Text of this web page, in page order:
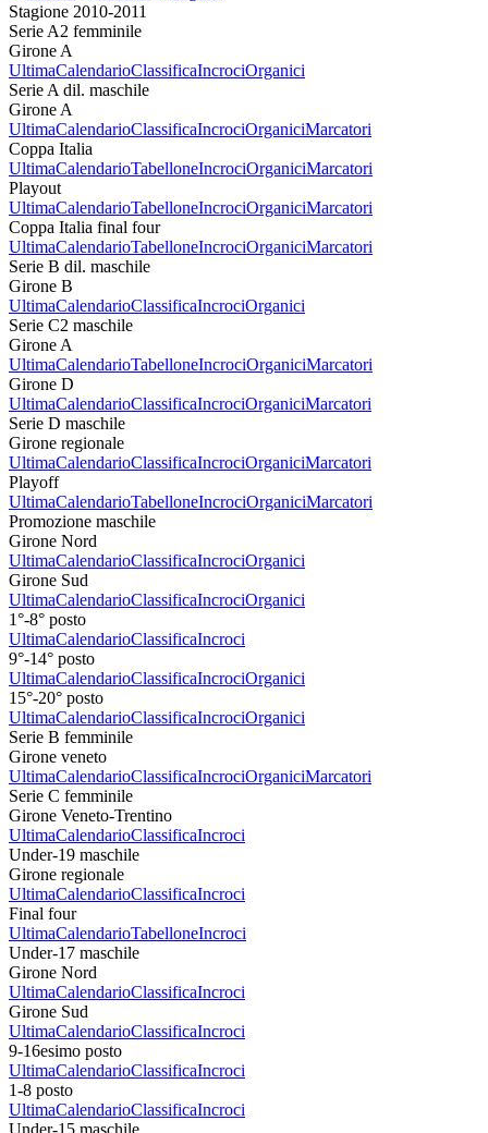
Stagione 2010-2011
Serie A2 femminile
Girone A
UltimaCalendarioClassificaIncrociOrganici
Serie A dil. maschile
Girone A
UltimaCalendarioClassificaIncrociOrganiciMarcatori
Coppa Italia
UltimaCalendarioTabelloneIncrociOrganiciMarcatori
Playout
UltimaCalendarioTabelloneIncrociOrganiciMarcatori
Coppa Italia final four
UltimaCalendarioTabelloneIncrociOrganiciMarcatori
Serie B dil. maschile
Girone B
UltimaCalendarioClassificaIncrociOrganici
Serie C2 maschile
Girone A
UltimaCalendarioTabelloneIncrociOrganiciMarcatori
Girone D
UltimaCalendarioClassificaIncrociOrganiciMarcatori
Serie D maschile
Girone regionale
UltimaCalendarioClassificaIncrociOrganiciMarcatori
Playoff
UltimaCalendarioTabelloneIncrociOrganiciMarcatori
Promozione maschile
Girone Nord
UltimaCalendarioClassificaIncrociOrganici
Girone Sud
UltimaCalendarioClassificaIncrociOrganici
1°-8° posto
UltimaCalendarioClassificaIncroci
9°-14° posto
UltimaCalendarioClassificaIncrociOrganici
15°-20° posto
UltimaCalendarioClassificaIncrociOrganici
Serie B femminile
Girone veneto
UltimaCalendarioClassificaIncrociOrganiciMarcatori
Serie C femminile
Girone Veneto-Trentino
UltimaCalendarioClassificaIncroci
Under-19 maschile
Girone regionale
UltimaCalendarioClassificaIncroci
Final four
UltimaCalendarioTabelloneIncroci
Under-17 maschile
Girone Nord
UltimaCalendarioClassificaIncroci
Girone Sud
UltimaCalendarioClassificaIncroci
9-16esimo posto
UltimaCalendarioClassificaIncroci
1-8 posto
UltimaCalendarioClassificaIncroci
Under-15 maschile